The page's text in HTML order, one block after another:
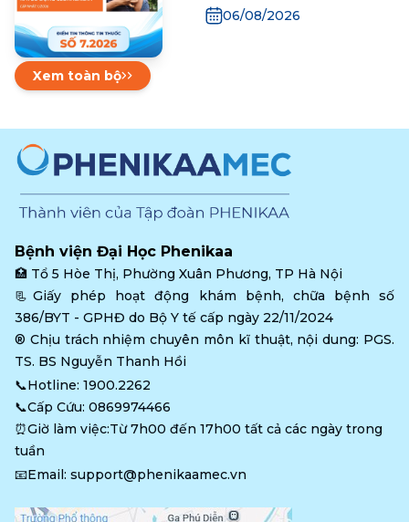
nghiêm trọng khi sử
06/08/2026
Xem toàn bộ
Bệnh viện Đại Học Phenikaa
🏥 Tổ 5 Hòe Thị, Phường Xuân Phương, TP Hà Nội
📃Giấy phép hoạt động khám bệnh, chữa bệnh số
386/BYT - GPHĐ do Bộ Y tế cấp ngày 22/11/2024
®️ Chịu trách nhiệm chuyên môn kĩ thuật, nội dung: PGS.
TS. BS Nguyễn Thanh Hồi
📞Hotline: 1900.2262
📞Cấp Cứu: 0869974466
⏰Giờ làm việc:Từ 7h00 đến 17h00 tất cả các ngày trong
tuần
📧Email: support@phenikaamec.vn